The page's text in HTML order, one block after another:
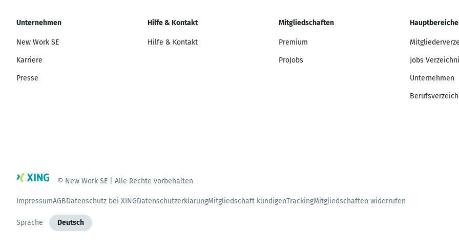
Unternehmen
New Work SE
Karriere
Presse
Hilfe & Kontakt
Hilfe & Kontakt
Mitgliedschaften
Premium
ProJobs
Hauptbereiche
Jobs
Unternehmen
© New Work SE | Alle Rechte vorbehalten
ImpressumAGBDatenschutz bei XINGDatenschutzerklärungMitgliedschaft kündigenTrackingMitgliedschaften widerrufen
Sprache Deutsch